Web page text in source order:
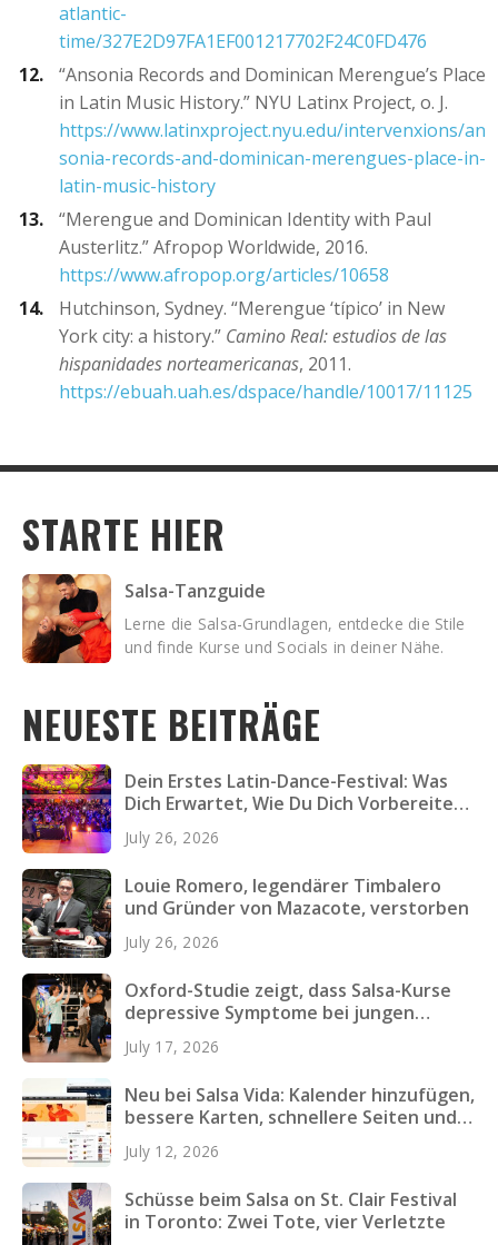
atlantic-
time/327E2D97FA1EF001217702F24C0FD476
“Ansonia Records and Dominican Merengue’s Place
in Latin Music History.” NYU Latinx Project, o. J.
https://www.latinxproject.nyu.edu/intervenxions/an
sonia-records-and-dominican-merengues-place-in-
latin-music-history
“Merengue and Dominican Identity with Paul
Austerlitz.” Afropop Worldwide, 2016.
https://www.afropop.org/articles/10658
Hutchinson, Sydney. “Merengue ‘típico’ in New
York city: a history.” Camino Real: estudios de las
hispanidades norteamericanas, 2011.
https://ebuah.uah.es/dspace/handle/10017/11125
STARTE HIER
Salsa-Tanzguide
Lerne die Salsa-Grundlagen, entdecke die Stile
und finde Kurse und Socials in deiner Nähe.
NEUESTE BEITRÄGE
Dein Erstes Latin-Dance-Festival: Was
Dich Erwartet, Wie Du Dich Vorbereitest
und Was Du Einpackst
July 26, 2026
Louie Romero, legendärer Timbalero
und Gründer von Mazacote, verstorben
July 26, 2026
Oxford-Studie zeigt, dass Salsa-Kurse
depressive Symptome bei jungen
Erwachsenen verringern
July 17, 2026
Neu bei Salsa Vida: Kalender hinzufügen,
bessere Karten, schnellere Seiten und
mehr
July 12, 2026
Schüsse beim Salsa on St. Clair Festival
in Toronto: Zwei Tote, vier Verletzte